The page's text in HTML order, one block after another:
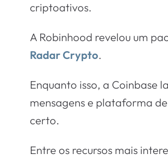
criptoativos.
A Robinhood revelou um
Radar Crypto.
Enquanto isso, a Coinbase
mensagens e plataforma
certo.
Entre os recursos mais